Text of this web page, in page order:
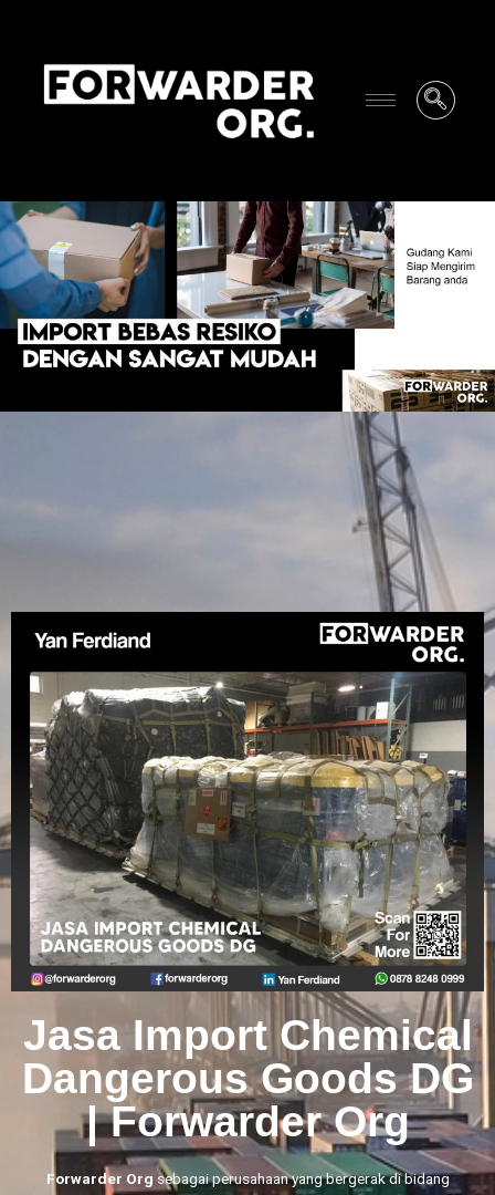
Jasa Import Chemical
Dangerous Goods DG
| Forwarder Org
Forwarder Org sebagai perusahaan yang bergerak di bidang